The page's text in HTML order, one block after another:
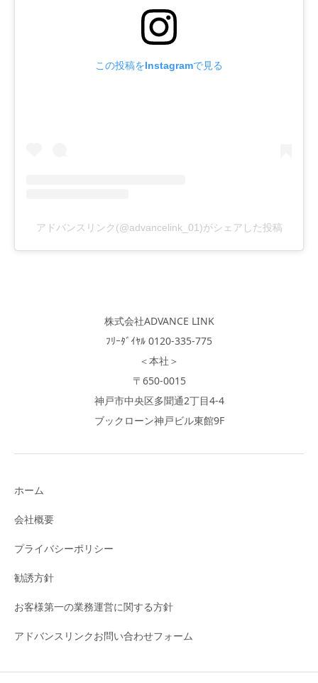
この投稿をInstagramで見る
アドバンスリンク(@advancelink_01)がシェアした投稿
株式会社ADVANCE LINK
ﾌﾘｰﾀﾞｲﾔﾙ 0120-335-775
＜本社＞
〒650-0015
神戸市中央区多聞通2丁目4-4
ブックローン神戸ビル東館9F
ホーム
会社概要
プライバシーポリシー
勧誘方針
お客様第一の業務運営に関する方針
アドバンスリンクお問い合わせフォーム